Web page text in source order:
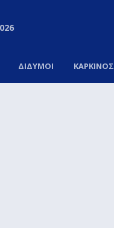
ΔΙΔΥΜΟΙ ΚΑΡΚΙΝΟΣ